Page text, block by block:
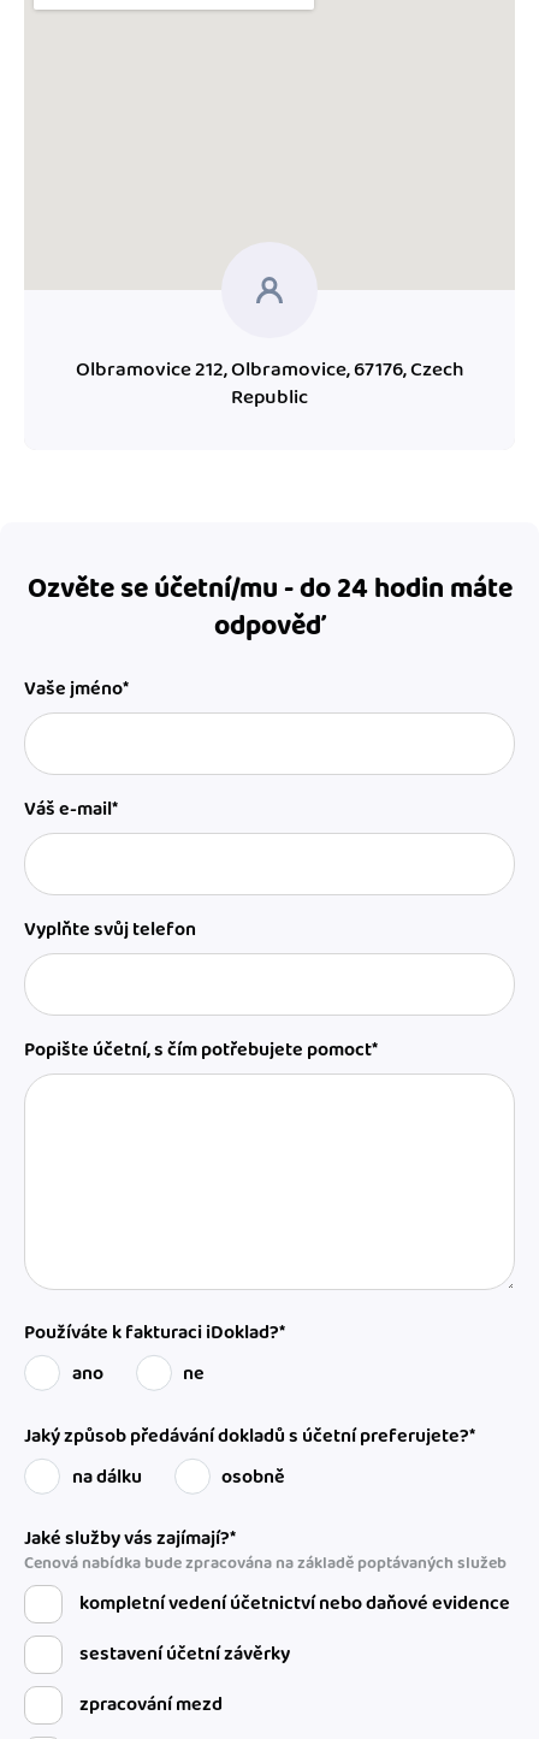
Olbramovice 212, Olbramovice, 67176, Czech
Republic
Ozvěte se účetní/mu - do 24 hodin máte
odpověď
Vaše jméno*
Váš e-mail*
Vyplňte svůj telefon
Popište účetní, s čím potřebujete pomoct*
Používáte k fakturaci iDoklad?*
ano
ne
Jaký způsob předávání dokladů s účetní preferujete?*
na dálku
osobně
Jaké služby vás zajímají?*
Cenová nabídka bude zpracována na základě poptávaných služeb
kompletní vedení účetnictví nebo daňové evidence
sestavení účetní závěrky
zpracování mezd